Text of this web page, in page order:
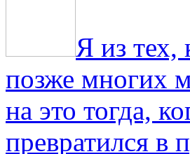
Я из тех,
позже многих
на это тогда,
превратился в